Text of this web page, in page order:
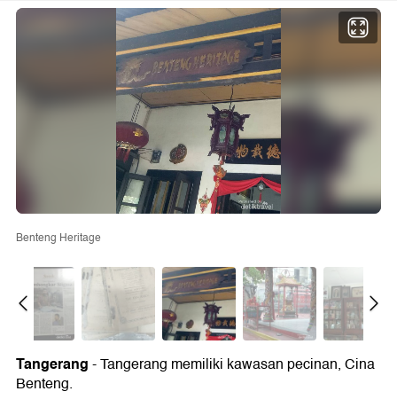
Benteng Heritage
Tangerang-Tangerang memiliki kawasan pecinan, Cina
Benteng.